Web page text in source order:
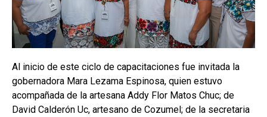
Al inicio de este ciclo de capacitaciones fue invitada la
gobernadora Mara Lezama Espinosa, quien estuvo
acompañada de la artesana Addy Flor Matos Chuc; de
David Calderón Uc, artesano de Cozumel; de la secretaria